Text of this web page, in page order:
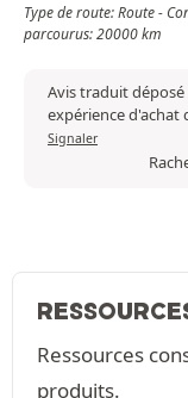
Type de route: Route -
parcourus: 20000 km
Avis traduit
expérience d'achat
Signaler
Ressources
produits.